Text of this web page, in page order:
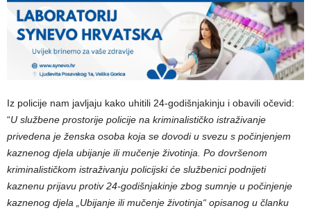
Iz policije nam javljaju kako uhitili 24-godišnjakinju i obavili očevid:
“U službene prostorije policije na kriminalističko istraživanje
privedena je ženska osoba koja se dovodi u svezu s počinjenjem
kaznenog djela ubijanje ili mučenje životinja. Po dovršenom
kriminalističkom istraživanju policijski će službenici podnijeti
kaznenu prijavu protiv 24-godišnjakinje zbog sumnje u počinjenje
kaznenog djela „Ubijanje ili mučenje životinja“ opisanog u članku